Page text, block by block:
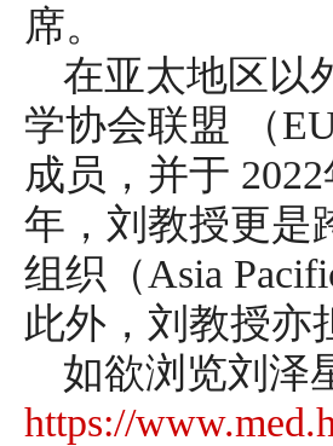
席。
在亚太地区以
学协会联盟 （
成员，并于
年，刘教授更是
组织（Asia
此外，刘教授亦
如欲浏览刘泽
https://